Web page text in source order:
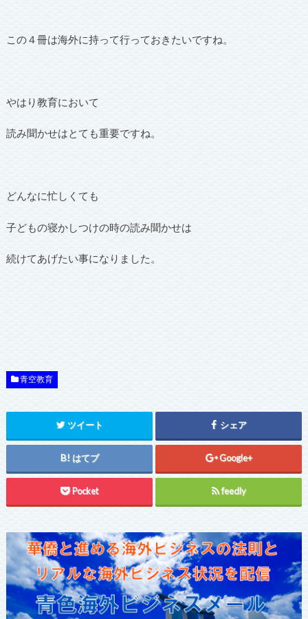
この４冊は海外に持って行っておきたいですね。
やはり教育において
読み聞かせはとても重要ですね。
どんなに忙しくても
子どもの寝かしつけの時の読み聞かせは
続けてあげたい事になりました。
青空教育
ツイート シェア
はてブ Google+
Pocket feedly